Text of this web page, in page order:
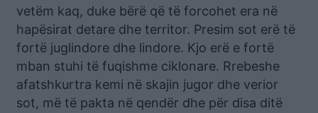
vetëm kaq, duke bërë që të forcohet era në
hapësirat detare dhe territor. Presim sot erë të
fortë juglindore dhe lindore. Kjo erë e fortë
mban stuhi të fuqishme ciklonare. Rrebeshe
afatshkurtra kemi në skajin jugor dhe verior
sot, më të pakta në qendër dhe për disa ditë